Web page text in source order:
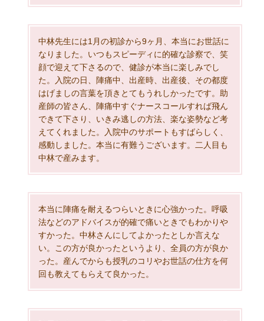
中林先生には1月の初診から9ヶ月、本当にお世話に
なりました。いつもスピーディに的確な診察で、笑
顔で迎えて下さるので、健診が本当に楽しみでし
た。入院の日、陣痛中、出産時、出産後、その都度
はげましの言葉を頂きとてもうれしかったです。助
産師の皆さん、陣痛中すぐナースコールすれば飛ん
できて下さり、いきみ逃しの方法、楽な姿勢など考
えてくれました。入院中のサポートもすばらしく、
感動しました。本当に有難うございます。二人目も
中林で産みます。
本当に陣痛を耐えるつらいときに心強かった。呼吸
法などのアドバイスが的確で痛いときでもわかりや
すかった。中林さんにしてよかったとしか言えな
い。この方が良かったというより、全員の方が良か
った。産んでからも授乳のコリやお世話の仕方を何
回も教えてもらえて良かった。